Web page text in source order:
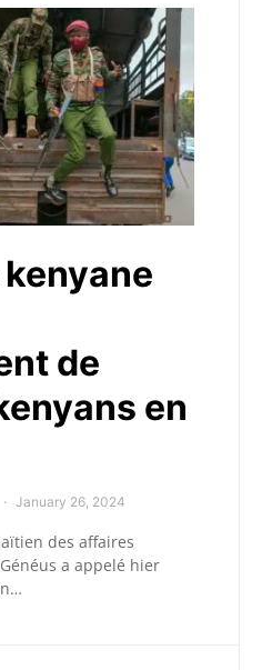
de
en
January 26, 2024
des affaires
a appelé hier